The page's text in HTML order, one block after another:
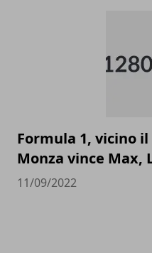
Formula 1, vicino
Monza vince Max,
11/09/2022